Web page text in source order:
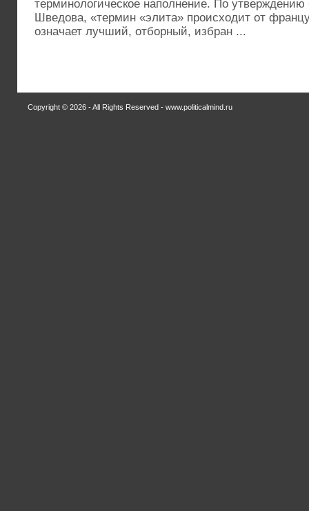
терминологическое наполнение. По
Шведова, «термин «элита» происходит от
означает лучший, отборный, избран ...
Copyright © 2026 - All Rights Reserved - www.politicalmind.ru